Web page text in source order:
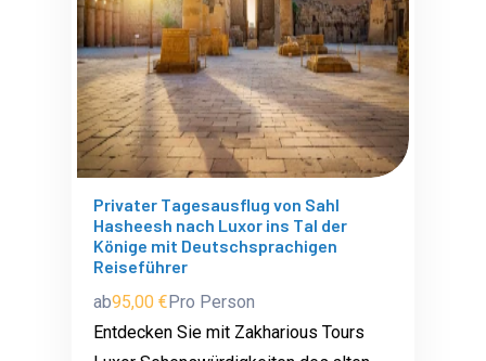
Privater Tagesausflug von Sahl
Hasheesh nach Luxor ins Tal der
Könige mit Deutschsprachigen
Reiseführer
ab95,00 €Pro Person
Entdecken Sie mit Zakharious Tours